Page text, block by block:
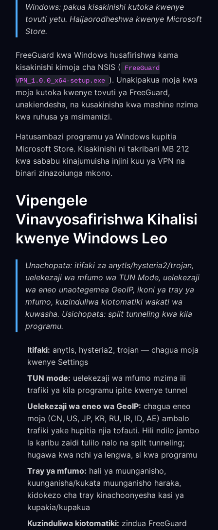
Windows: pakua kisakinishi kutoka kwenye
tovuti yetu. Haijaorodheshwa kwenye Microsoft
Store.
FreeGuard kwa Windows husafirishwa kama
kisakinishi kimoja cha NSIS (
FreeGuard
VPN_1.0.0_x64-setup.exe ). Unakipakua moja kwa
moja kutoka kwenye tovuti ya FreeGuard,
unakiendesha, na kusakinisha kwa mashine nzima
kwa ruhusa ya msimamizi.
Hatusambazi programu ya Windows kupitia
Microsoft Store. Kisakinishi ni takribani MB 212
kwa sababu kinajumuisha injini kuu ya VPN na
binari zinazoiunga mkono.
Vipengele
Vinavyosafirishwa Kihalisi
kwenye Windows Leo
Unachopata: itifaki za anytls/hysteria2/trojan,
uelekezaji wa mfumo wa TUN Mode, uelekezaji
wa eneo unaotegemea GeoIP, ikoni ya tray ya
mfumo, kuzinduliwa kiotomatiki wakati wa
kuwasha. Usichopata: split tunneling kwa kila
programu.
Itifaki: anytls, hysteria2, trojan — chagua moja
kwenye Settings
TUN mode: uelekezaji wa mfumo mzima ili
trafiki ya kila programu ipite kwenye tunnel
Uelekezaji wa eneo wa GeoIP: chagua eneo
moja (CN, US, JP, KR, RU, IR, ID, AE) ambalo
trafiki yake hupitia njia tofauti. Hili ndilo jambo
la karibu zaidi tulilo nalo na split tunneling;
hugawa kwa nchi ya lengwa, si kwa programu
Tray ya mfumo: hali ya muunganisho,
kuunganisha/kukata muunganisho haraka,
kidokezo cha tray kinachoonyesha kasi ya
kupakia/kupakua
Kuzinduliwa kiotomatiki: zindua FreeGuard